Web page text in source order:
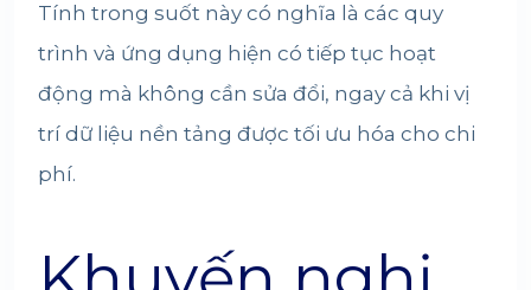
Tính trong suốt này có nghĩa là các quy
trình và ứng dụng hiện có tiếp tục hoạt
động mà không cần sửa đổi, ngay cả khi vị
trí dữ liệu nền tảng được tối ưu hóa cho chi
phí.